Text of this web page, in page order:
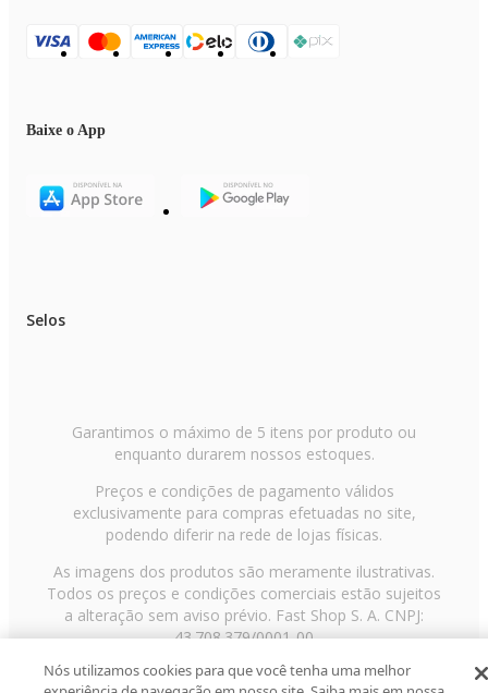
Baixe o App
Selos
Garantimos o máximo de 5 itens por produto ou
enquanto durarem nossos estoques.
Preços e condições de pagamento válidos
exclusivamente para compras efetuadas no site,
podendo diferir na rede de lojas físicas.
As imagens dos produtos são meramente ilustrativas.
Todos os preços e condições comerciais estão sujeitos
a alteração sem aviso prévio. Fast Shop S. A. CNPJ:
43.708.379/0001-00
Avenida Zaki Narchi, nº 1650, sobreloja, Carandiru, São
Nós utilizamos cookies para que você tenha uma melhor